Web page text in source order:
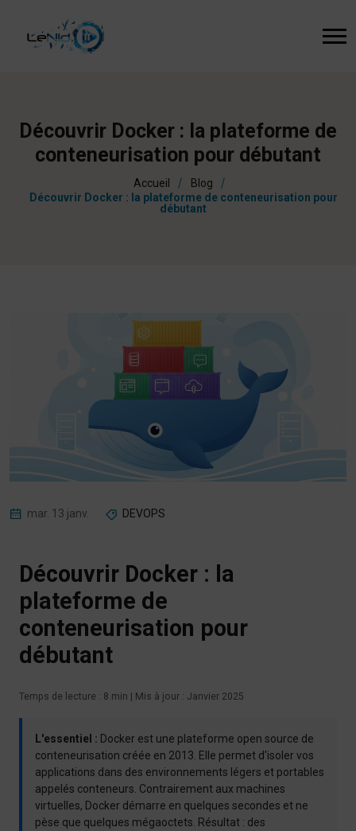
Découvrir Docker : la plateforme de
conteneurisation pour débutant
Accueil
Blog
Découvrir Docker : la plateforme de conteneurisation pour
débutant
mar. 13 janv. DEVOPS
Découvrir Docker : la
plateforme de
conteneurisation pour
débutant
Temps de lecture : 8 min | Mis à jour : Janvier 2025
L'essentiel : Docker est une plateforme open source de
conteneurisation créée en 2013. Elle permet d'isoler vos
applications dans des environnements légers et portables
appelés conteneurs. Contrairement aux machines
virtuelles, Docker démarre en quelques secondes et ne
pèse que quelques mégaoctets. Résultat : des